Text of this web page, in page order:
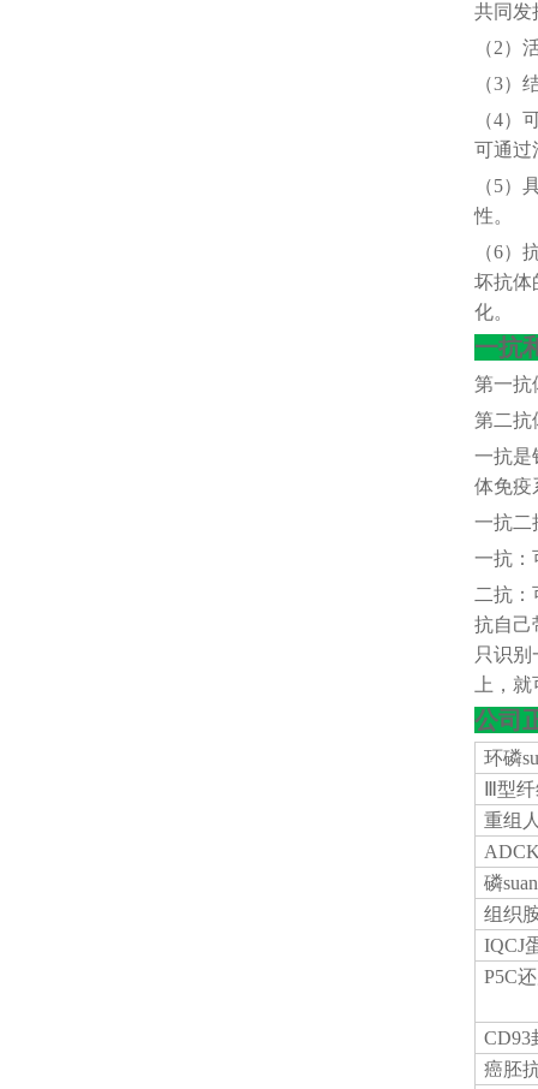
共同发
（2）
（3）
（4）
可通过
（5）
性。
（6）
坏抗体
化。
一抗
第一抗
第二抗
一抗是
体免疫
一抗二
一抗：
二抗
抗自己
只识
上，
公司
环磷
Ⅲ型
重组
磷
组织
IQCJ
P5C
CD93
癌胚